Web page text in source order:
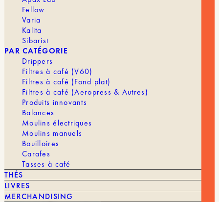
Fellow
Varia
Kalita
Sibarist
PAR CATÉGORIE
Drippers
Filtres à café (V60)
Filtres à café (Fond plat)
Filtres à café (Aeropress & Autres)
Produits innovants
Balances
Moulins électriques
Moulins manuels
Bouilloires
Carafes
Tasses à café
THÉS
LIVRES
MERCHANDISING
Dinamica
3535
MARQUE
MACHINE À CAFÉ
VOUS POURRIEZ AIMER AUSSI
TOUT VOIR